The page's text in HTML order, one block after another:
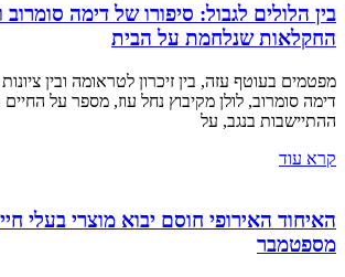
בין הלולים לגבול: סיפורו של דימה סומרוב
החקלאות שנלחמת על הבית
מפטמים בעוטף עזה, בין זיכרון לטראומה ובין
דימה סומרוב, לולן מקיבוץ נחל עוז, מספר על
ההתיישבות בנגב, על
קרא עוד
האיחוד האירופי חוסם יבוא מוצרי בעלי
מספטמבר